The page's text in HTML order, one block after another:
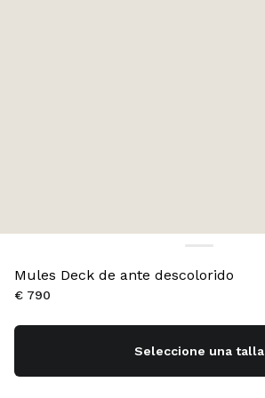
Mules Deck de ante descolorido
€ 790
Seleccione una talla